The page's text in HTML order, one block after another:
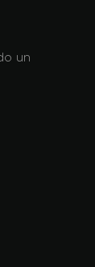
un